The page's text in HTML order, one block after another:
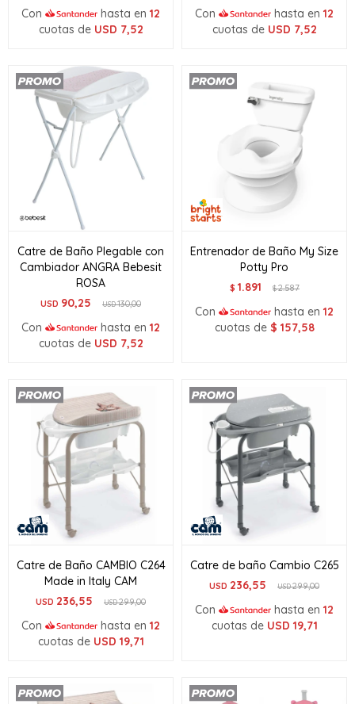
Con hasta en 12
cuotas de USD 7,52
Con hasta en 12
cuotas de USD 7,52
Catre de Baño Plegable con
Cambiador ANGRA Bebesit
ROSA
USD 90,25 USD130,00
Con hasta en 12
cuotas de USD 7,52
Entrenador de Baño My Size
Potty Pro
$ 1.891 $2.587
Con hasta en 12
cuotas de $ 157,58
Catre de Baño CAMBIO C264
Made in Italy CAM
USD 236,55 USD299,00
Con hasta en 12
cuotas de USD 19,71
Catre de baño Cambio C265
USD 236,55 USD299,00
Con hasta en 12
cuotas de USD 19,71